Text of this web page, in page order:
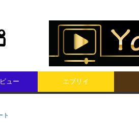
ュー エブリイ
ト